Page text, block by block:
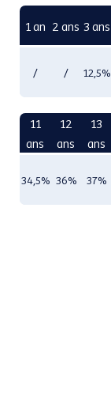
1 an 2 ans 3 ans
/ / 12,5%
11
ans
12
ans
13
ans
34,5% 36% 37%